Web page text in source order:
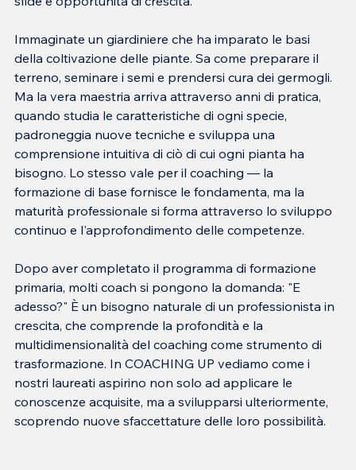
Immaginate un giardiniere che ha imparato le basi
della coltivazione delle piante. Sa come preparare il
terreno, seminare i semi e prendersi cura dei germogli.
Ma la vera maestria arriva attraverso anni di pratica,
quando studia le caratteristiche di ogni specie,
padroneggia nuove tecniche e sviluppa una
comprensione intuitiva di ciò di cui ogni pianta ha
bisogno. Lo stesso vale per il coaching — la
formazione di base fornisce le fondamenta, ma la
maturità professionale si forma attraverso lo sviluppo
continuo e l'approfondimento delle competenze.
Dopo aver completato il programma di formazione
primaria, molti coach si pongono la domanda: "E
adesso?" È un bisogno naturale di un professionista in
crescita, che comprende la profondità e la
multidimensionalità del coaching come strumento di
trasformazione. In COACHING UP vediamo come i
nostri laureati aspirino non solo ad applicare le
conoscenze acquisite, ma a svilupparsi ulteriormente,
scoprendo nuove sfaccettature delle loro possibilità.